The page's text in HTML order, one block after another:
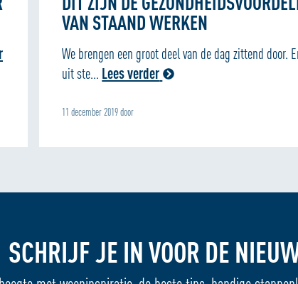
VAN STAAND WERKEN
We brengen een groot deel van de dag zittend door.
uit ste... Lees verder
11 december 2019 door
SCHRIJF JE IN VOOR DE